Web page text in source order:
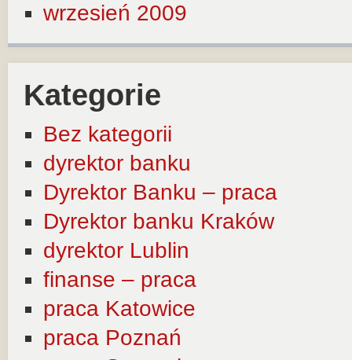
wrzesień 2009
Kategorie
Bez kategorii
dyrektor banku
Dyrektor Banku – praca
Dyrektor banku Kraków
dyrektor Lublin
finanse – praca
praca Katowice
praca Poznań